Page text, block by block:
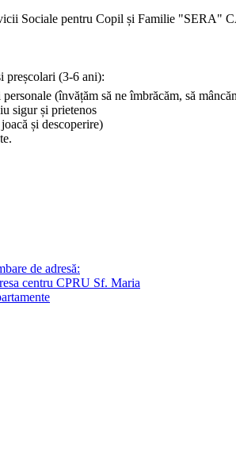
Sociale pentru Copil și Familie "SERA"
preșcolari (3-6 ani):
(învățăm să ne îmbrăcăm, să
sigur și prietenos
și descoperire)
de adresă:
centru CPRU Sf. Maria